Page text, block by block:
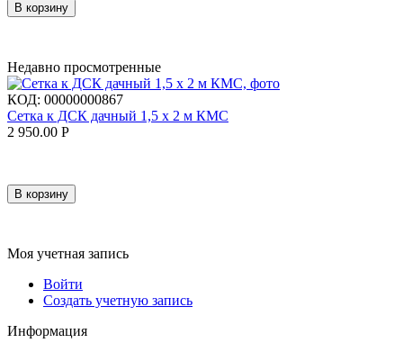
В корзину
Недавно просмотренные
КОД: 00000000867
Сетка к ДСК дачный 1,5 х 2 м КМС
2 950.00 Р
В корзину
Моя учетная запись
Войти
Создать учетную запись
Информация